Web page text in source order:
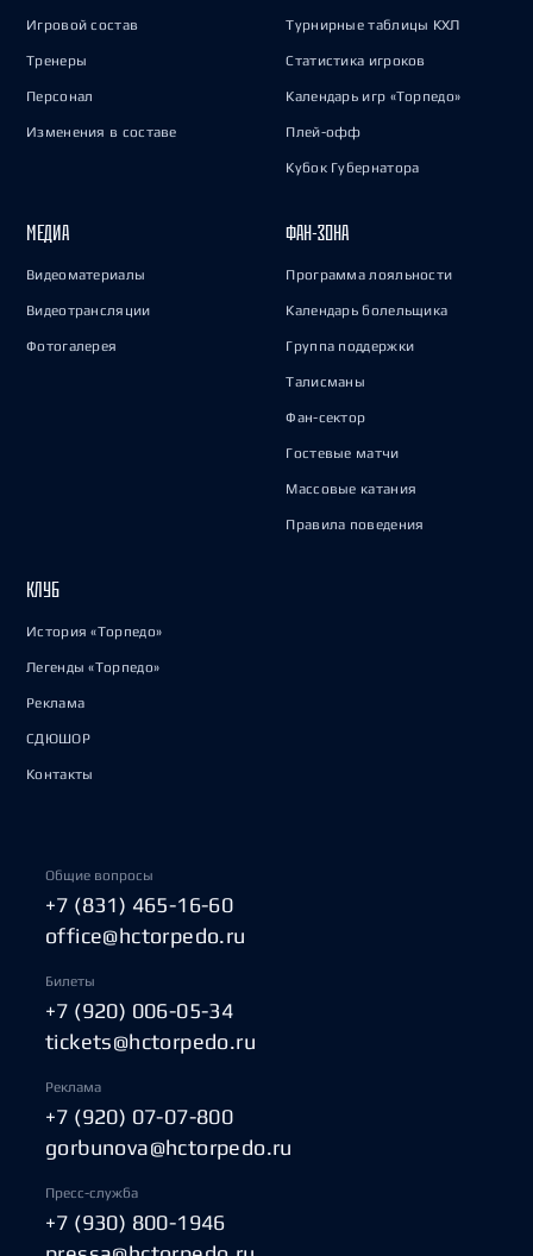
Игровой состав
Тренеры
Персонал
Изменения в составе
Турнирные таблицы КХЛ
Статистика игроков
Календарь игр «Торпедо»
Плей-офф
Кубок Губернатора
МЕДИА
Видеоматериалы
Видеотрансляции
Фотогалерея
ФАН-ЗОНА
Программа лояльности
Календарь болельщика
Группа поддержки
Талисманы
Фан-сектор
Гостевые матчи
Массовые катания
Правила поведения
КЛУБ
История «Торпедо»
Легенды «Торпедо»
Реклама
СДЮШОР
Контакты
Общие вопросы
+7 (831) 465-16-60
office@hctorpedo.ru
Билеты
+7 (920) 006-05-34
tickets@hctorpedo.ru
Реклама
+7 (920) 07-07-800
gorbunova@hctorpedo.ru
Пресс-служба
+7 (930) 800-1946